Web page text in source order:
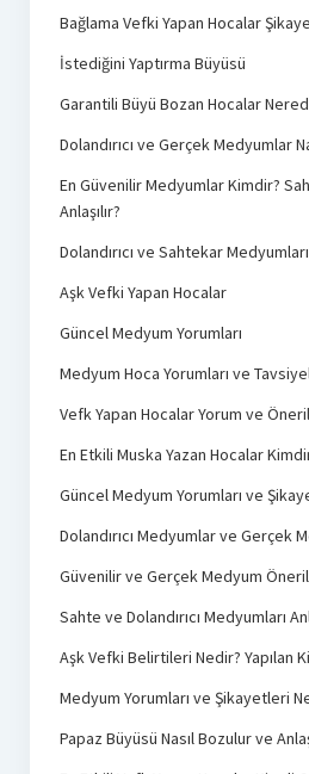
Bağlama Vefki Yapan Hocalar
İstediğini Yaptırma Büyüsü
Garantili Büyü Bozan Hocalar
Dolandırıcı ve Gerçek Medyumlar
En Güvenilir Medyumlar Kimdir?
Anlaşılır?
Dolandırıcı ve Sahtekar Medyumları
Aşk Vefki Yapan Hocalar
Güncel Medyum Yorumları
Medyum Hoca Yorumları ve
Vefk Yapan Hocalar Yorum ve
En Etkili Muska Yazan Hocalar
Güncel Medyum Yorumları ve
Dolandırıcı Medyumlar ve Gerçek
Güvenilir ve Gerçek Medyum
Sahte ve Dolandırıcı Medyumları
Aşk Vefki Belirtileri Nedir? Yapılan
Medyum Yorumları ve Şikayetleri
Papaz Büyüsü Nasıl Bozulur ve